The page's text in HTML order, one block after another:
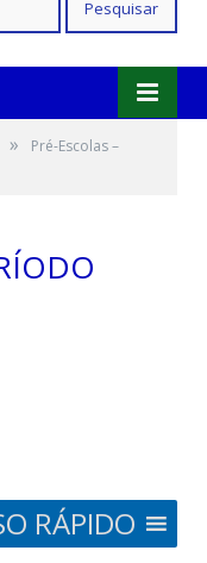
»
Pré-Escolas –
RÁPIDO